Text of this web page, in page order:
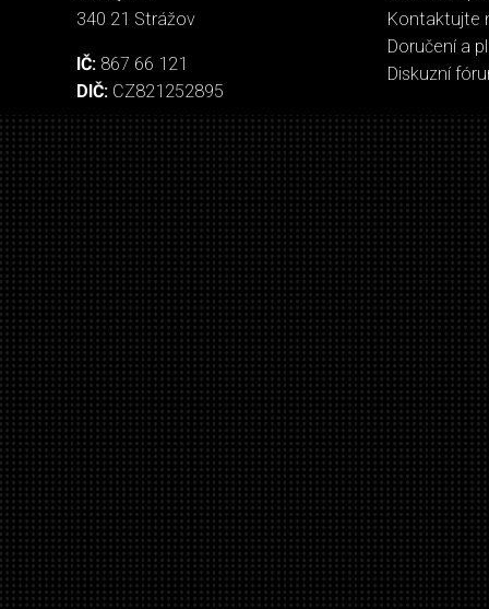
340 21 Strážov
IČ: 867 66 121
DIČ: CZ821252895
Kontaktujte
Doručení a
Diskuzní